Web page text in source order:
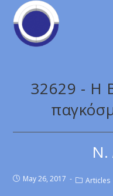
32629 - Η
Ν.
May 26, 2017 Articles